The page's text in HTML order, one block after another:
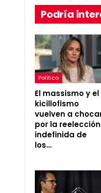
Podría
Política
El massismo y el
kicillofismo
vuelven a
por la reelección
indefinida de
los…